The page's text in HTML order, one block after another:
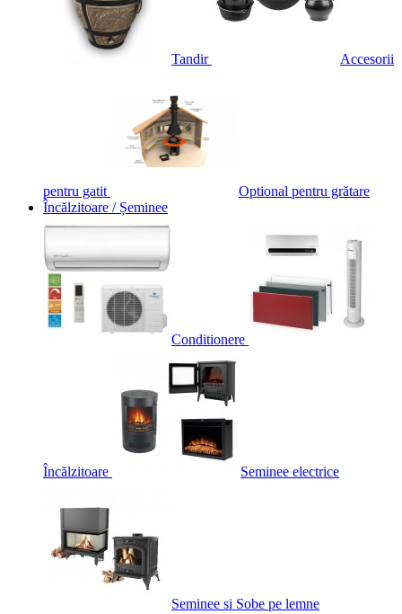
Tandir Accesorii
pentru gatit
Optional pentru grătare
Încălzitoare / Șeminee
Conditionere
Încălzitoare Seminee electrice
Seminee si Sobe pe lemne